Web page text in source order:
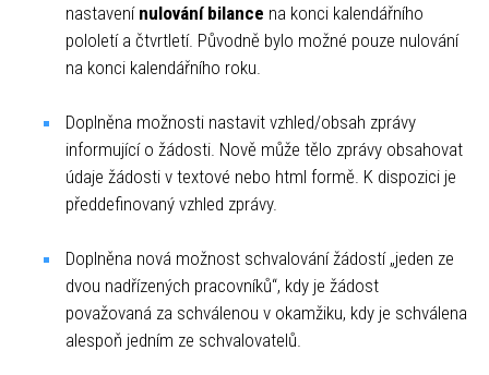
nastavení nulování bilance na konci kalendářního
pololetí a čtvrtletí. Původně bylo možné pouze nulování
na konci kalendářního roku.
Doplněna možnosti nastavit vzhled/obsah zprávy
informující o žádosti. Nově může tělo zprávy obsahovat
údaje žádosti v textové nebo html formě. K dispozici je
předdefinovaný vzhled zprávy.
Doplněna nová možnost schvalování žádostí „jeden ze
dvou nadřízených pracovníků“, kdy je žádost
považovaná za schválenou v okamžiku, kdy je schválena
alespoň jedním ze schvalovatelů.